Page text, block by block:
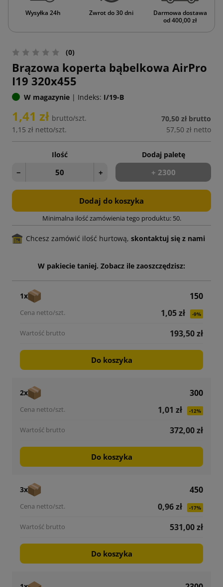
Wysyłka 24h Zwrot do 30 dni
Darmowa dostawa
od 400,00 zł
(0)
Brązowa koperta bąbelkowa AirPro
I19 320x455
W magazynie | Indeks: I/19-B
1,41 zł brutto/szt.
1,15 zł netto/szt.
70,50 zł brutto
57,50 zł netto
Ilość
− +
Dodaj paletę
+ 2300
Dodaj do koszyka
Minimalna ilość zamówienia tego produktu: 50.
Chcesz zamówić ilość hurtową, skontaktuj się z nami
W pakiecie taniej. Zobacz ile zaoszczędzisz:
1x
150
1,05 zł
-9%
193,50 zł
Do koszyka
2x
300
1,01 zł
-12%
372,00 zł
Do koszyka
3x
450
0,96 zł
-17%
531,00 zł
Do koszyka